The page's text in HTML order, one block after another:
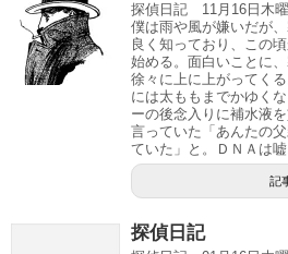
探偵日記 11月16日木
僕は雨や風が嫌いだが
良く知っており、この
始める。面白いことに
徐々に上に上がってく
には太ももまでかゆく
ーの後念入りに補水液
言っていた「あんたの
ていた」と。ＤＮＡは
記
探偵日記